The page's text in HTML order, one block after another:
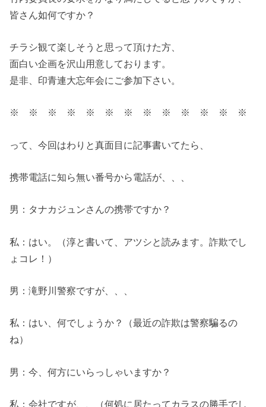
皆さん如何ですか？
チラシ観て楽しそうと思って頂けた方、
面白い企画を沢山用意しております。
是非、印青連大忘年会にご参加下さい。
※ ※ ※ ※ ※ ※ ※ ※ ※ ※ ※ ※ ※
って、今回はわりと真面目に記事書いてたら、
携帯電話に知ら無い番号から電話が、、、
男：タナカジュンさんの携帯ですか？
私：はい。（淳と書いて、アツシと読みます。詐欺でし
ょコレ！）
男：滝野川警察ですが、、、
私：はい、何でしょうか？（最近の詐欺は警察騙るの
ね）
男：今、何方にいらっしゃいますか？
私：会社ですが、、（何処に居たってカラスの勝手でし